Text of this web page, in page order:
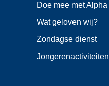
Doe mee met Alpha
Wat geloven wij?
Zondagse dienst
Jongerenactiviteiten